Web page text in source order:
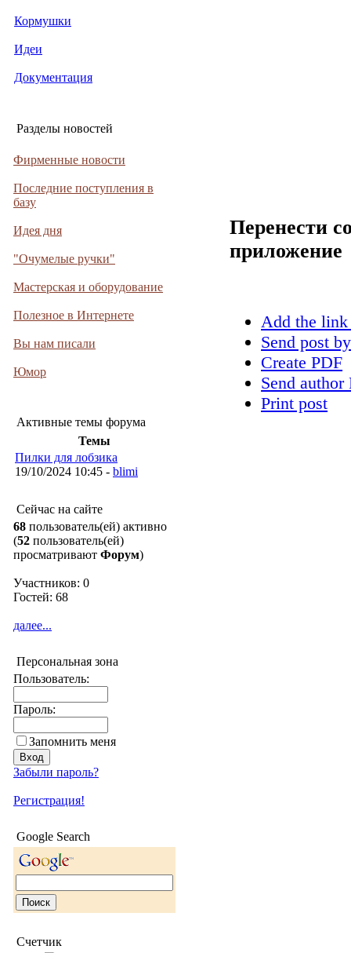
Кормушки
Идеи
Документация
Разделы новостей
Фирменные новости
Последние поступления в
базу
Идея дня
"Очумелые ручки"
Мастерская и оборудование
Полезное в Интернете
Вы нам писали
Юмор
Активные темы форума
Темы
Пилки для лобзика
19/10/2024 10:45 - blimi
Сейчас на сайте
68 пользователь(ей) активно
(52 пользователь(ей)
просматривают Форум)
Участников: 0
Гостей: 68
далее...
Персональная зона
Пользователь:
Пароль:
Запомнить меня
Забыли пароль?
Регистрация!
Google Search
Счетчик
Перенести
приложение
Add the
Send post
Create PDF
Send
Print post